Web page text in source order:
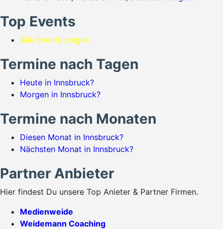
Top Events
Alle Events zeigen
Termine nach Tagen
Heute in Innsbruck?
Morgen in Innsbruck?
Termine nach Monaten
Diesen Monat in Innsbruck?
Nächsten Monat in Innsbruck?
Partner Anbieter
Hier findest Du unsere Top Anieter & Partner Firmen.
Medienweide
Weidemann Coaching